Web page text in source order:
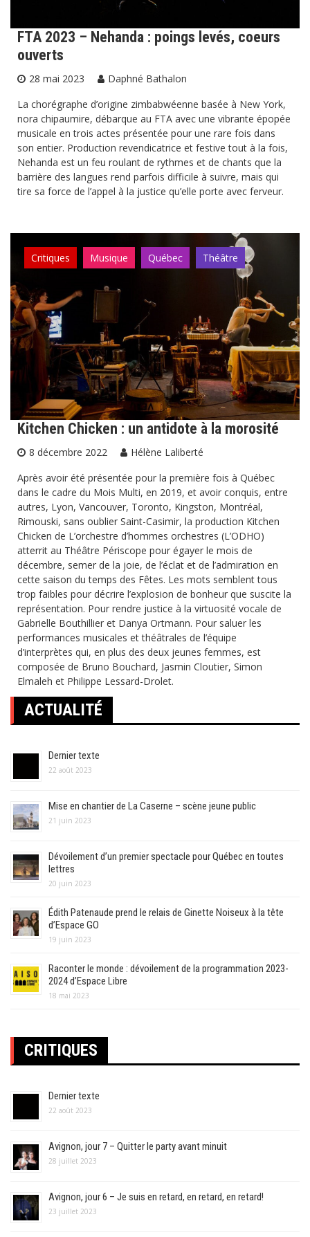
FTA 2023 – Nehanda : poings levés, coeurs
ouverts
28 mai 2023
Daphné Bathalon
La chorégraphe d’origine zimbabwéenne basée à New York,
nora chipaumire, débarque au FTA avec une vibrante épopée
musicale en trois actes présentée pour une rare fois dans
son entier. Production revendicatrice et festive tout à la fois,
Nehanda est un feu roulant de rythmes et de chants que la
barrière des langues rend parfois difficile à suivre, mais qui
tire sa force de l’appel à la justice qu’elle porte avec ferveur.
Critiques Musique Québec Théâtre
Kitchen Chicken : un antidote à la morosité
8 décembre 2022
Hélène Laliberté
Après avoir été présentée pour la première fois à Québec
dans le cadre du Mois Multi, en 2019, et avoir conquis, entre
autres, Lyon, Vancouver, Toronto, Kingston, Montréal,
Rimouski, sans oublier Saint-Casimir, la production Kitchen
Chicken de L’orchestre d’hommes orchestres (L’ODHO)
atterrit au Théâtre Périscope pour égayer le mois de
décembre, semer de la joie, de l’éclat et de l’admiration en
cette saison du temps des Fêtes. Les mots semblent tous
trop faibles pour décrire l’explosion de bonheur que suscite la
représentation. Pour rendre justice à la virtuosité vocale de
Gabrielle Bouthillier et Danya Ortmann. Pour saluer les
performances musicales et théâtrales de l’équipe
d’interprètes qui, en plus des deux jeunes femmes, est
composée de Bruno Bouchard, Jasmin Cloutier, Simon
Elmaleh et Philippe Lessard-Drolet.
ACTUALITÉ
Dernier texte
22 août 2023
Mise en chantier de La Caserne – scène jeune public
21 juin 2023
Dévoilement d’un premier spectacle pour Québec en toutes
lettres
20 juin 2023
Édith Patenaude prend le relais de Ginette Noiseux à la tête
d’Espace GO
19 juin 2023
Raconter le monde : dévoilement de la programmation 2023-
2024 d’Espace Libre
18 mai 2023
CRITIQUES
Dernier texte
22 août 2023
Avignon, jour 7 – Quitter le party avant minuit
28 juillet 2023
Avignon, jour 6 – Je suis en retard, en retard, en retard!
23 juillet 2023